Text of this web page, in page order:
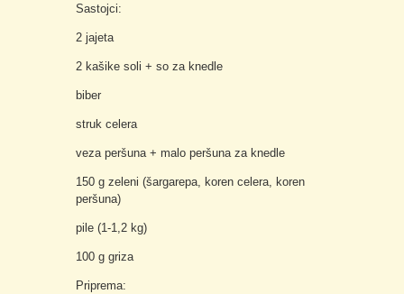
Sastojci:
2 jajeta
2 kašike soli + so za knedle
biber
struk celera
veza peršuna + malo peršuna za knedle
150 g zeleni (šargarepa, koren celera, koren
peršuna)
pile (1-1,2 kg)
100 g griza
Priprema: